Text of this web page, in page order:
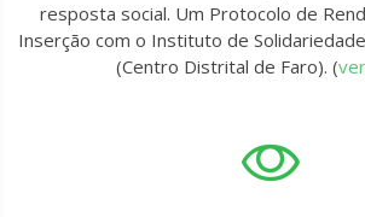
resposta social. Um Protocolo de
Inserção com o Instituto de
(Centro Distrital de Faro). (